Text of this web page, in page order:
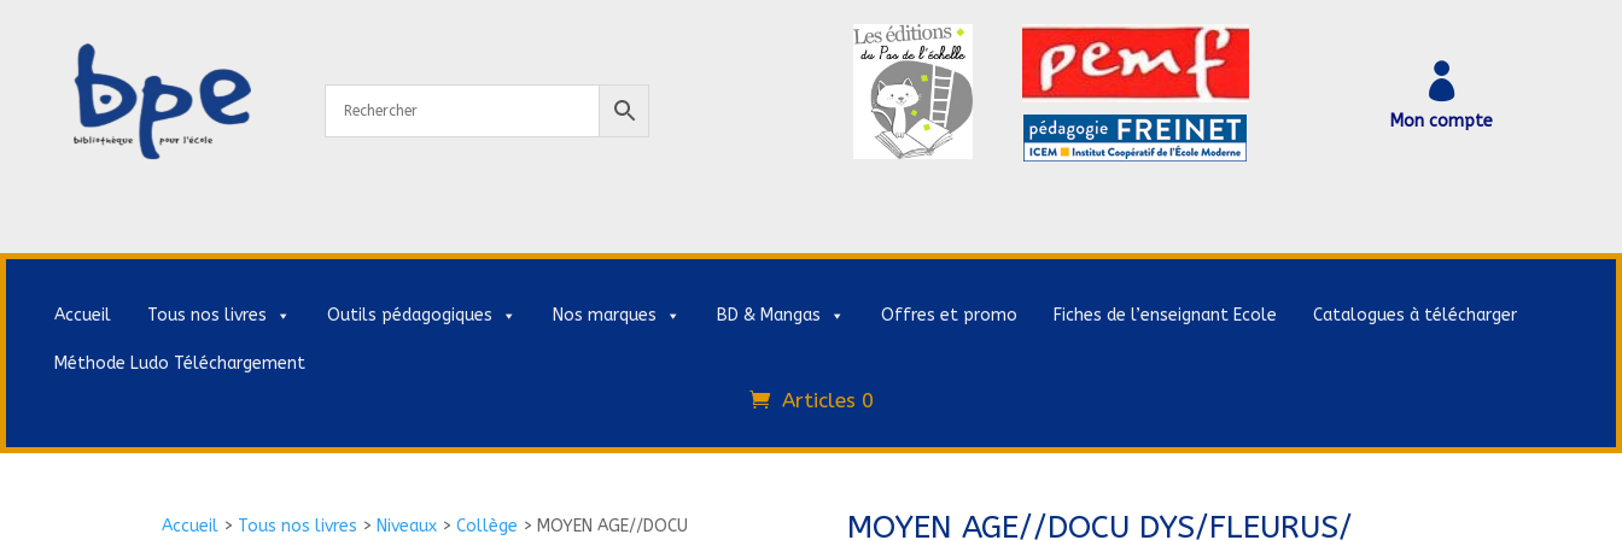

Mon compte
Accueil Tous nos livres Outils pédagogiques Nos marques BD & Mangas Offres et promo Fiches de l’enseignant Ecole Catalogues à télécharger
Méthode Ludo Téléchargement
Articles 0
Accueil > Tous nos livres > Niveaux >Collège > MOYEN AGE//DOCU MOYEN AGE//DOCU DYS/FLEURUS/